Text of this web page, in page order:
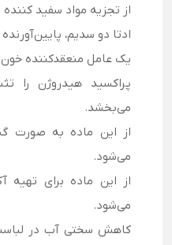
از تجزیه مواد سفید
ادتا دو سدیم،
یک عامل
پراکسید هیدروژن را
می‌بخشد.
از این ماده به صورت
می‌شود.
از این ماده برای تهیه
می‌شود.
کاهش سختی آب در